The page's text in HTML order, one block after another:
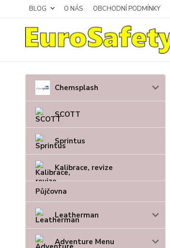
BLOG O NÁS OBCHODNÍ PODMÍNKY
Chemsplash
SCOTT
Sprintus
Kalibrace, revize
Půjčovna
Leatherman
Adventure Menu